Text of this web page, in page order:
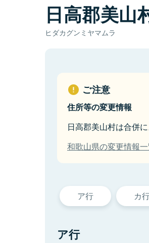
日高郡美山
ヒダカグンミヤマムラ
ご注意
住所等の変更情報
日高郡美山村は合併
和歌山県の変更情報
ア行 カ
ア行